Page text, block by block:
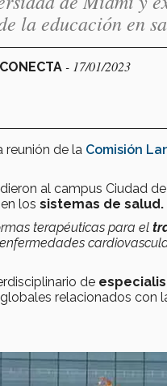
la educación en
- 17/01/2023
reunión de la Comisión
al campus Ciudad
los sistemas de salud.
terapéuticas para el
de
relacionados con